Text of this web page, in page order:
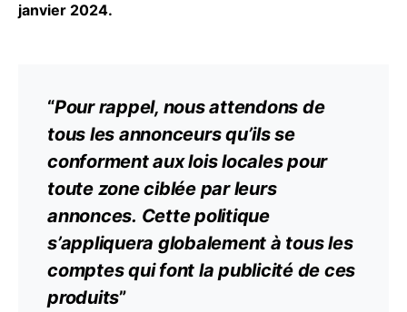
janvier 2024.
“Pour rappel, nous attendons de
tous les annonceurs qu’ils se
conforment aux lois locales pour
toute zone ciblée par leurs
annonces. Cettepolitique
s’appliquera globalement à tous les
comptes qui font la publicité de ces
produits”